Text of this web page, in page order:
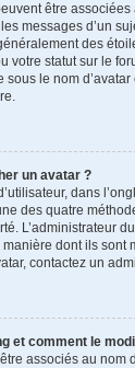
être
messages d’un
des
votre statut sur le
sous le nom
un avatar ?
dans
des quatre
L’administrateur
dont ils sont
contactez un
et comment le
associés au nom